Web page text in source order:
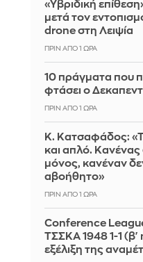
«Υβριδική
μετά τον
drone στη Λειψία
ΠΡΙΝ ΑΠΌ 1 ΏΡΑ
10 πράγματα που
φτάσει ο
ΠΡΙΝ ΑΠΌ 1 ΏΡΑ
Κ. Κατσαφάδος:
και απλό. Κανένας
μόνος, κανέναν
αβοήθητο»
ΠΡΙΝ ΑΠΌ 1 ΏΡΑ
Conference
ΤΣΣΚΑ 1948 1-1 (β'
εξέλιξη της